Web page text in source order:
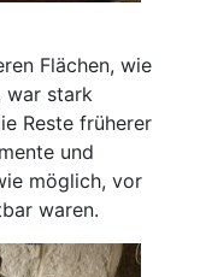
Flächen, wie
war stark
Reste früherer
und
möglich, vor
waren.